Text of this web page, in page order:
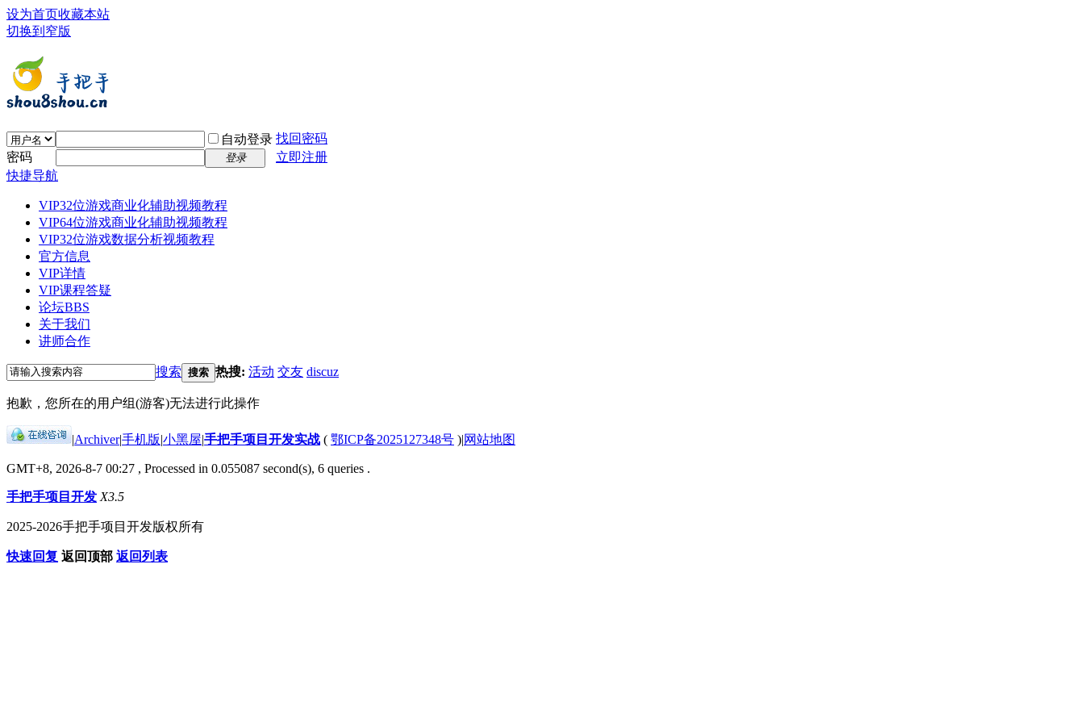
设为首页收藏本站
切换到窄版
自动登录 找回密码
密码
登录
立即注册
快捷导航
VIP32位游戏商业化辅助视频教程
VIP64位游戏商业化辅助视频教程
VIP32位游戏数据分析视频教程
官方信息
VIP详情
VIP课程答疑
论坛BBS
关于我们
讲师合作
搜索 搜索 热搜: 活动 交友 discuz
抱歉，您所在的用户组(游客)无法进行此操作
|Archiver|手机版|小黑屋|手把手项目开发实战 ( 鄂ICP备2025127348号 )|网站地图
GMT+8, 2026-8-7 00:27 , Processed in 0.055087 second(s), 6 queries .
手把手项目开发 X3.5
2025-2026手把手项目开发版权所有
快速回复 返回顶部 返回列表